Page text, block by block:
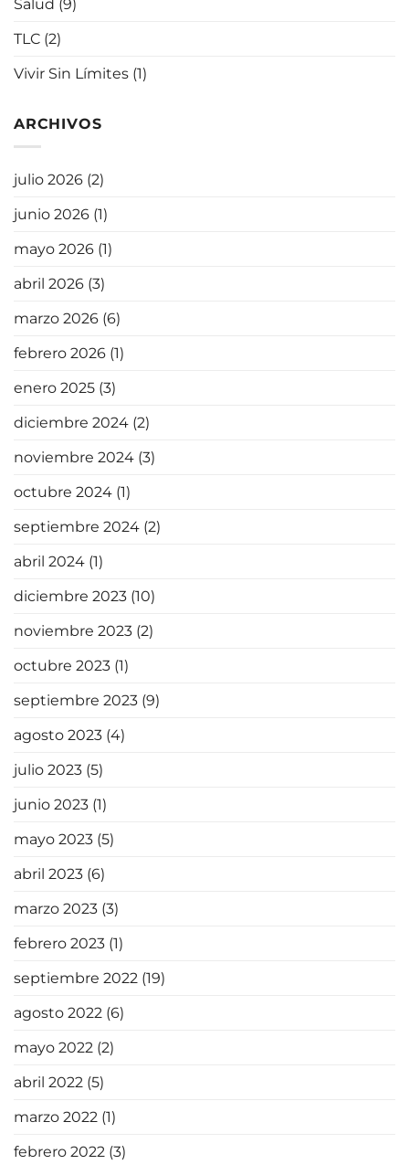
Salud (9)
TLC (2)
Vivir Sin Límites (1)
ARCHIVOS
julio 2026 (2)
junio 2026 (1)
mayo 2026 (1)
abril 2026 (3)
marzo 2026 (6)
febrero 2026 (1)
enero 2025 (3)
diciembre 2024 (2)
noviembre 2024 (3)
octubre 2024 (1)
septiembre 2024 (2)
abril 2024 (1)
diciembre 2023 (10)
noviembre 2023 (2)
octubre 2023 (1)
septiembre 2023 (9)
agosto 2023 (4)
julio 2023 (5)
junio 2023 (1)
mayo 2023 (5)
abril 2023 (6)
marzo 2023 (3)
febrero 2023 (1)
septiembre 2022 (19)
agosto 2022 (6)
mayo 2022 (2)
abril 2022 (5)
marzo 2022 (1)
febrero 2022 (3)